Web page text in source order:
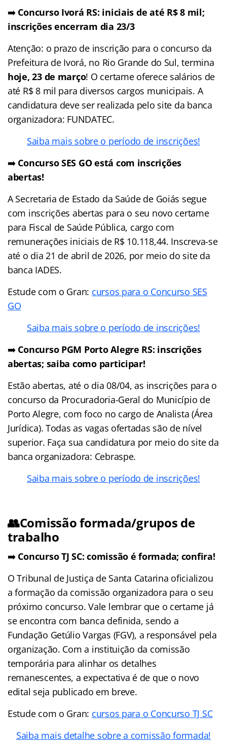
➡️ Concurso Ivorá RS: iniciais de até R$ 8 mil;
inscrições encerram dia 23/3
Atenção: o prazo de inscrição para o concurso da
Prefeitura de Ivorá, no Rio Grande do Sul, termina
hoje, 23 de março! O certame oferece salários de
até R$ 8 mil para diversos cargos municipais. A
candidatura deve ser realizada pelo site da banca
organizadora: FUNDATEC.
Saiba mais sobre o período de inscrições!
➡️ Concurso SES GO está com inscrições
abertas!
A Secretaria de Estado da Saúde de Goiás segue
com inscrições abertas para o seu novo certame
para Fiscal de Saúde Pública, cargo com
remunerações iniciais de R$ 10.118,44. Inscreva-se
até o dia 21 de abril de 2026, por meio do site da
banca IADES.
Estude com o Gran: cursos para o Concurso SES
GO
Saiba mais sobre o período de inscrições!
➡️ Concurso PGM Porto Alegre RS: inscrições
abertas; saiba como participar!
Estão abertas, até o dia 08/04, as inscrições para o
concurso da Procuradoria-Geral do Município de
Porto Alegre, com foco no cargo de Analista (Área
Jurídica). Todas as vagas ofertadas são de nível
superior. Faça sua candidatura por meio do site da
banca organizadora: Cebraspe.
Saiba mais sobre o período de inscrições!
👥Comissão formada/grupos de
trabalho
➡️ Concurso TJ SC: comissão é formada; confira!
O Tribunal de Justiça de Santa Catarina oficializou
a formação da comissão organizadora para o seu
próximo concurso. Vale lembrar que o certame já
se encontra com banca definida, sendo a
Fundação Getúlio Vargas (FGV), a responsável pela
organização. Com a instituição da comissão
temporária para alinhar os detalhes
remanescentes, a expectativa é de que o novo
edital seja publicado em breve.
Estude com o Gran: cursos para o Concurso TJ SC
Saiba mais detalhe sobre a comissão formada!